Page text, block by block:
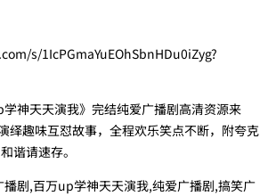
s/1IcPGmaYuEOhSbnHDu0iZyg?
学神天天演我》完结纯爱广播剧高清资源来
绎趣味互怼故事，全程欢乐笑点不断，附夸克
谐请速存。
播剧,百万up学神天天演我,纯爱广播剧,搞笑广